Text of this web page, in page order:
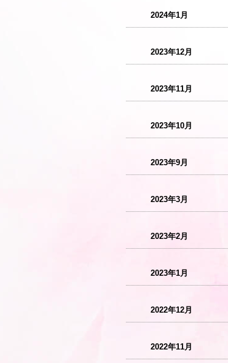
2024年1月
2023年12月
2023年11月
2023年10月
2023年9月
2023年3月
2023年2月
2023年1月
2022年12月
2022年11月